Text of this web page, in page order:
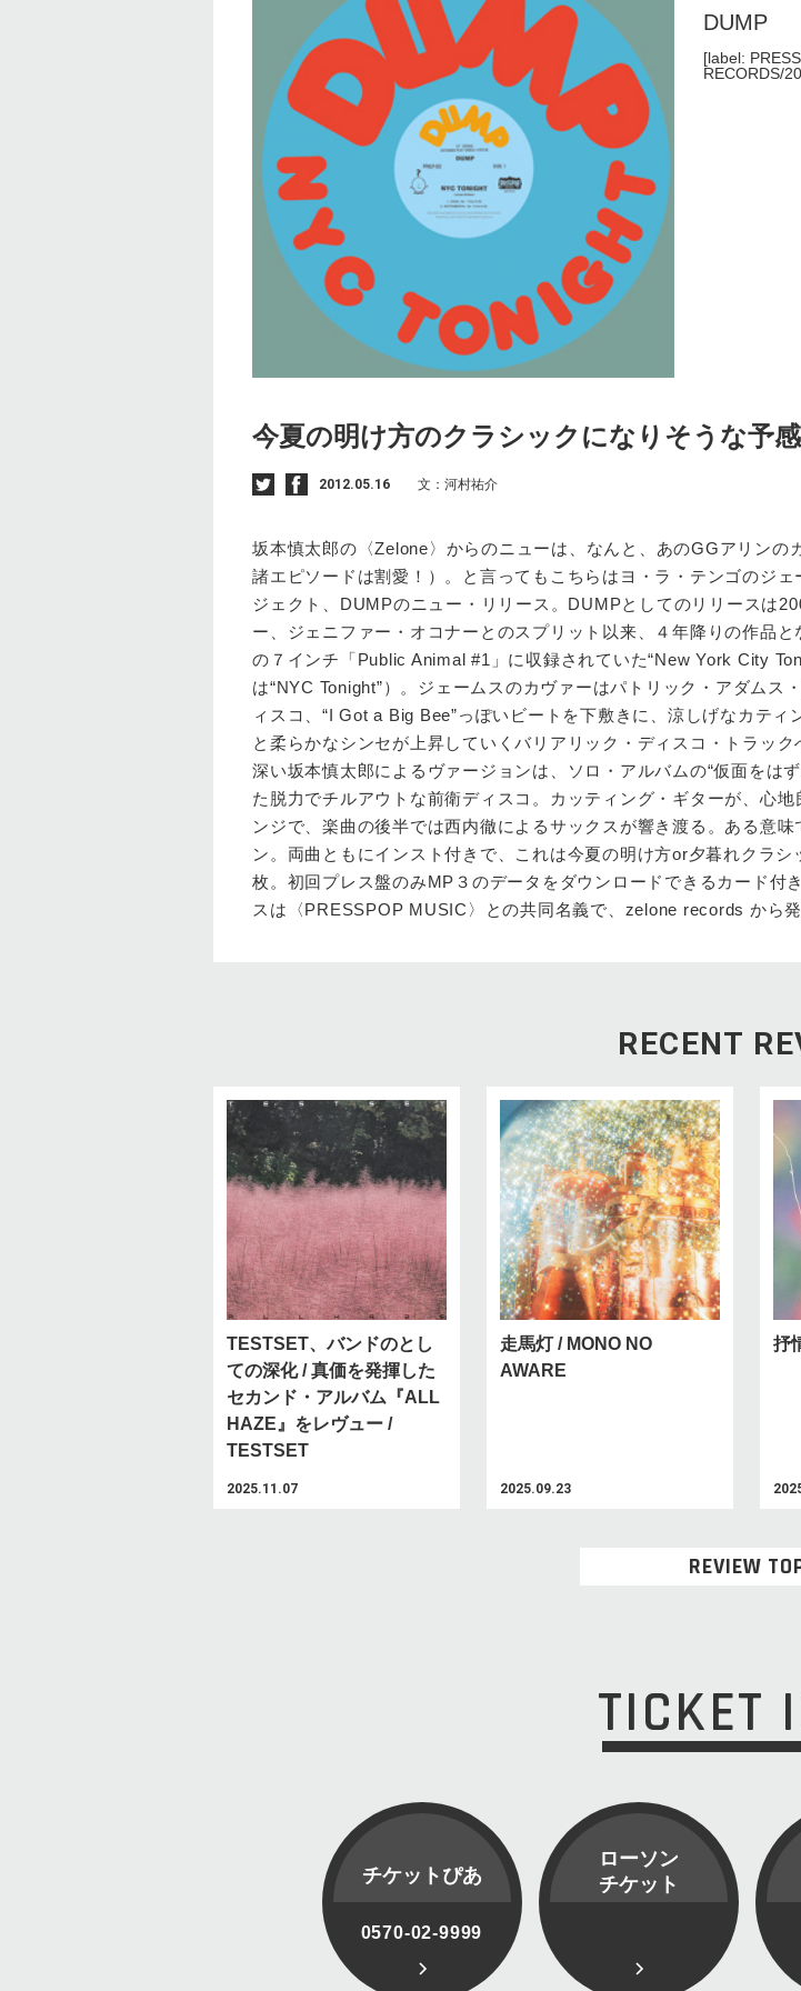
DUMP
[label:
RECORDS/
今夏の明け方のクラシックになりそうな予
2012.05.16 文：河村祐介
坂本慎太郎の〈Zelone〉からのニューは、なんと、あのGGアリンの
諸エピソードは割愛！）。と言ってもこちらはヨ・ラ・テンゴのジ
ジェクト、DUMPのニュー・リリース。DUMPとしてのリリースは
ー、ジェニファー・オコナーとのスプリット以来、４年降りの作品
の７インチ「Public Animal #1」に収録されていた“New York City
は“NYC Tonight”）。ジェームスのカヴァーはパトリック・アダムス
ィスコ、“I Got a Big Bee”っぽいビートを下敷きに、涼しげなカティ
と柔らかなシンセが上昇していくバリアリック・ディスコ・トラッ
深い坂本慎太郎によるヴァージョンは、ソロ・アルバムの“仮面をは
た脱力でチルアウトな前衛ディスコ。カッティング・ギターが、心
ンジで、楽曲の後半では西内徹によるサックスが響き渡る。ある意
ン。両曲ともにインスト付きで、これは今夏の明け方or夕暮れクラシ
枚。初回プレス盤のみMP３のデータをダウンロードできるカード
スは〈PRESSPOP MUSIC〉との共同名義で、zelone records から発
RECENT
TESTSET、バンドのとし
ての深化 / 真価を発揮した
セカンド・アルバム『ALL
HAZE』をレヴュー /
TESTSET
2025.11.07
走馬灯 / MONO NO
AWARE
2025.09.23
抒
REVIEW
TICKET
チケットぴあ
0570-02-9999
ローソン
チケット